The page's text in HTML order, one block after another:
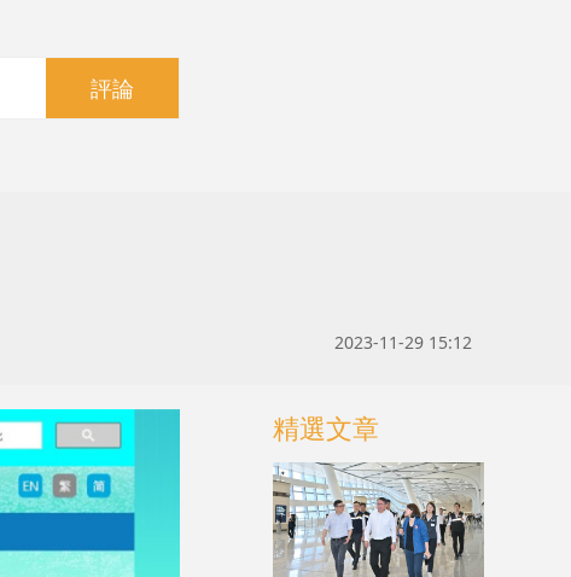
評論
2023-11-29 15:12
精選文章